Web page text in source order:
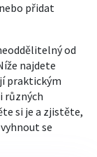
přidat
od
najdete
praktickým
různých
si je a zjistěte,
se